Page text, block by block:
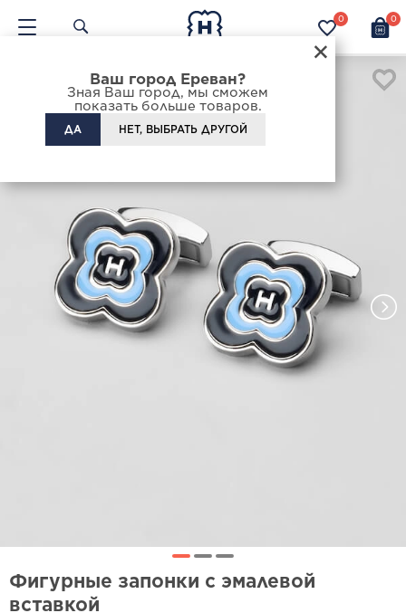
×
Ваш город Ереван?
Зная Ваш город, мы сможем
показать больше товаров.
ДА НЕТ, ВЫБРАТЬ ДРУГОЙ
0 0
Фигурные запонки с эмалевой
вставкой